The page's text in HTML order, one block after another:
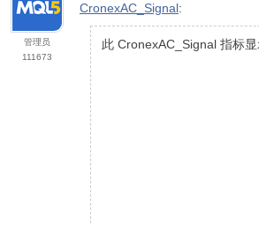
管理员
111673
CronexAC_Signal:
此 CronexAC_Signal 指标